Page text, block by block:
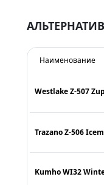
Наименование
Westlake Z-507
Trazano Z-506
Kumho WI32